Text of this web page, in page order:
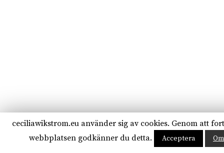
ceciliawikstrom.eu använder sig av cookies. Genom att
webbplatsen godkänner du detta.
Acceptera